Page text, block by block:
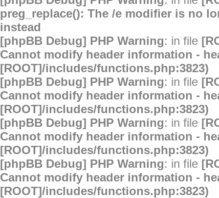
preg_replace(): The /e modifier is no
instead
[phpBB Debug] PHP Warning: in file
Cannot modify header information -
[ROOT]/includes/functions.php:3823)
[phpBB Debug] PHP Warning: in file
Cannot modify header information -
[ROOT]/includes/functions.php:3823)
[phpBB Debug] PHP Warning: in file
Cannot modify header information -
[ROOT]/includes/functions.php:3823)
[phpBB Debug] PHP Warning: in file
Cannot modify header information -
[ROOT]/includes/functions.php:3823)